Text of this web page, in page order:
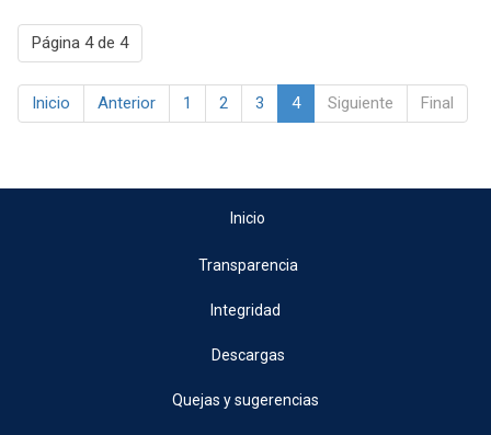
Página 4 de 4
Inicio Anterior 1 2 3 4 Siguiente Final
Inicio
Transparencia
Integridad
Descargas
Quejas y sugerencias